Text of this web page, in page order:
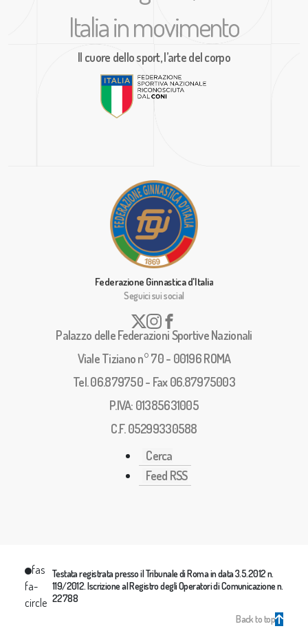
Italia in movimento
Il cuore dello sport, l’arte del corpo
Federazione Ginnastica d'Italia
Seguici sui social
Palazzo delle Federazioni Sportive Nazionali
Viale Tiziano n° 70 - 00196 ROMA
Tel. 06.879750 - Fax 06.87975003
P.IVA: 01385631005
C.F. 05299330588
Cerca
Feed RSS
fas
fa-
circle
Testata registrata presso il Tribunale di Roma in data 3.5.2012 n.
119/2012. Iscrizione al Registro degli Operatori di Comunicazione n.
22788
Back to top